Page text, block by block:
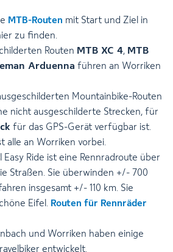
MTB-Routen mit Start und Ziel in
zu finden.
Routen MTB XC 4, MTB
Arduenna führen an Worriken
Mountainbike-Routen
nicht ausgeschilderte Strecken, für
für das GPS-Gerät verfügbar ist.
alle an Worriken vorbei.
Easy Ride ist eine Rennradroute über
Straßen. Sie überwinden +/- 700
insgesamt +/- 110 km. Sie
Eifel. Routen für Rennräder
und Worriken haben einige
entwickelt.